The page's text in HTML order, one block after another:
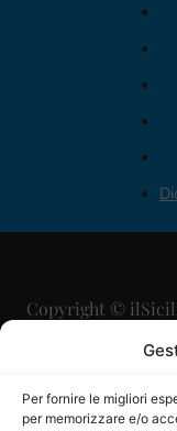
Per fornire le migliori
per memorizzare e/o
Copyright ©